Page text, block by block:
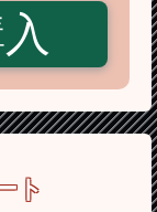
ト